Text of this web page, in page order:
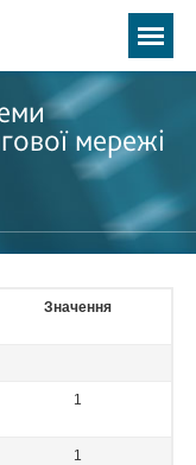
мережі
Значення
1
1